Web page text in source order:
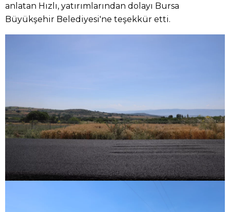
anlatan Hızlı, yatırımlarından dolayı Bursa
Büyükşehir Belediyesi'ne teşekkür etti.